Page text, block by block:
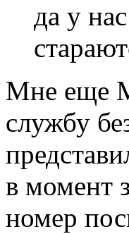
да у
Мне еще
службу
в момент
номер